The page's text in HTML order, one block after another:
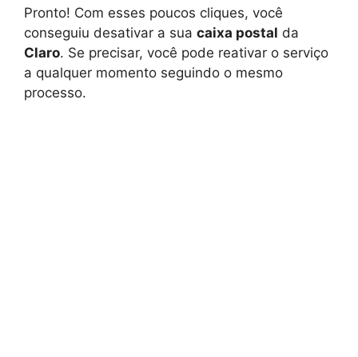
Pronto! Com esses poucos cliques, você
conseguiu desativar a sua caixa postal da
Claro. Se precisar, você pode reativar o serviço
a qualquer momento seguindo o mesmo
processo.